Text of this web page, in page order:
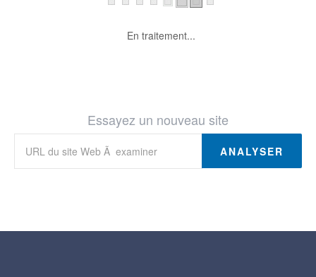
En traitement...
Essayez un nouveau site
ANALYSER